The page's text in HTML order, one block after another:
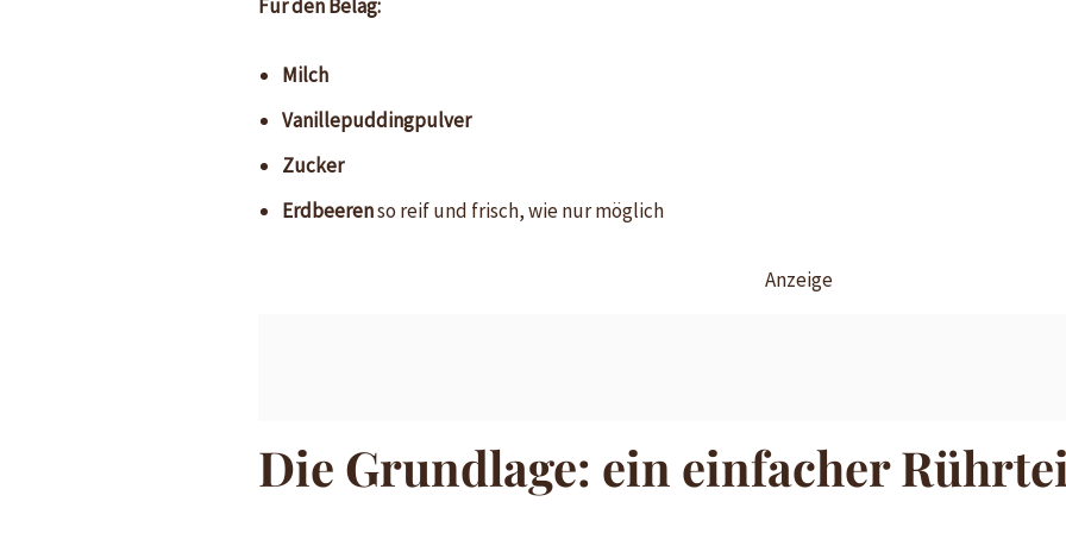
Für den Belag:
Milch
Vanillepuddingpulver
Zucker
Erdbeerenso reif und frisch, wie nur möglich
Anzeige
Die Grundlage: ein einfacher